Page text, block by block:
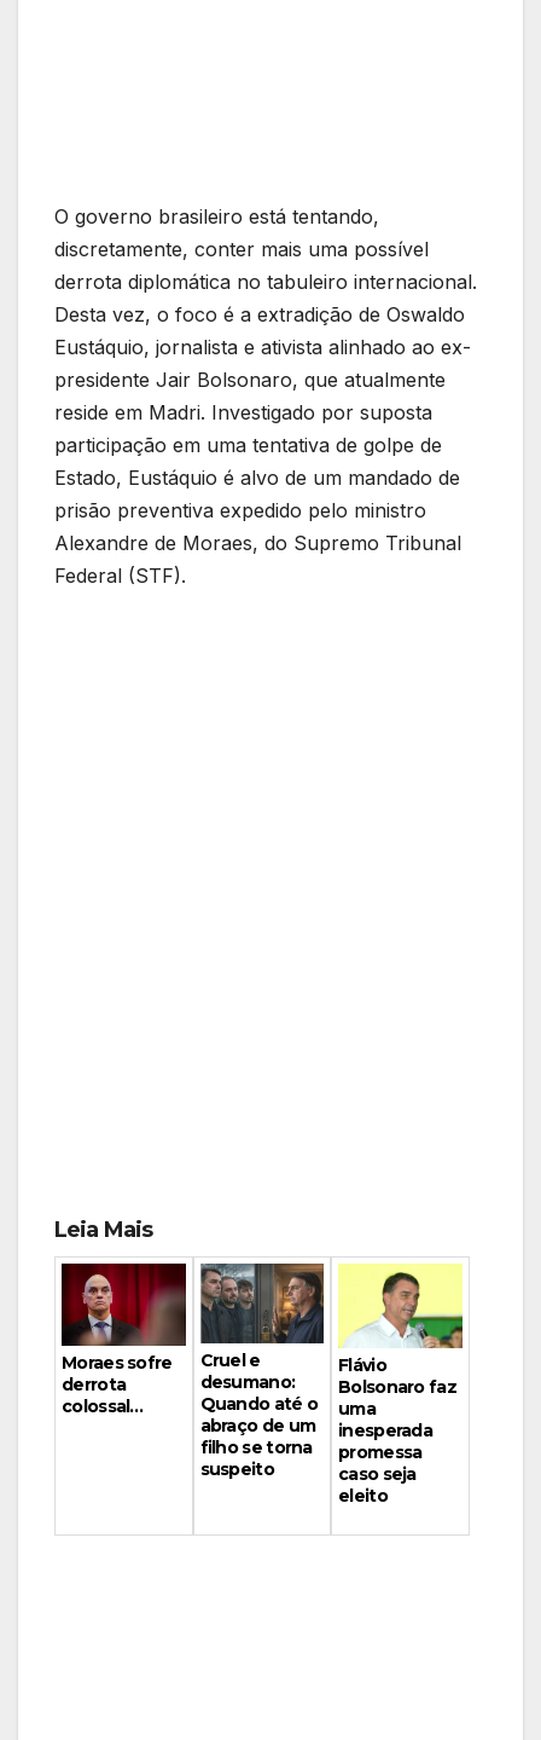
O governo brasileiro está tentando,
discretamente, conter mais uma possível
derrota diplomática no tabuleiro internacional.
Desta vez, o foco é a extradição de Oswaldo
Eustáquio, jornalista e ativista alinhado ao ex-
presidente Jair Bolsonaro, que atualmente
reside em Madri. Investigado por suposta
participação em uma tentativa de golpe de
Estado, Eustáquio é alvo de um mandado de
prisão preventiva expedido pelo ministro
Alexandre de Moraes, do Supremo Tribunal
Federal (STF).
Leia Mais
Moraes sofre
derrota
colossal…
Cruel e
desumano:
Quando até o
abraço de um
filho se torna
suspeito
Flávio
Bolsonaro faz
uma
inesperada
promessa
caso seja
eleito